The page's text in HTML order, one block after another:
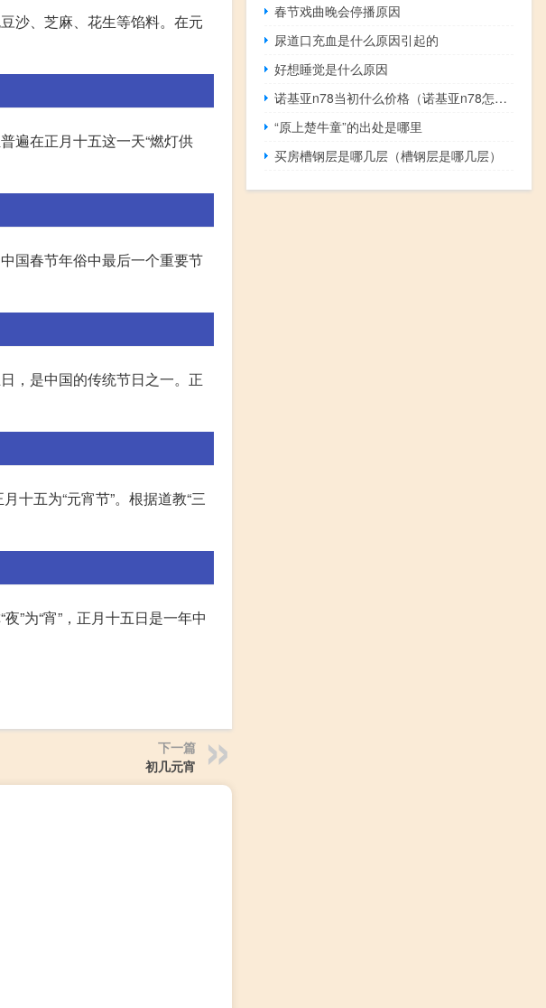
沙、芝麻、花生等馅料。在元
遍在正月十五这一天“燃灯供
国春节年俗中最后一个重要节
，是中国的传统节日之一。正
十五为“元宵节”。根据道教“三
”为“宵”，正月十五日是一年中
下一篇
初几元宵
春节戏曲晚会停播原因
尿道口充血是什么原因引起的
好想睡觉是什么原因
诺基亚n78当初什么价格（诺基亚n78怎么样）
“原上楚牛童”的出处是哪里
买房槽钢层是哪几层（槽钢层是哪几层）